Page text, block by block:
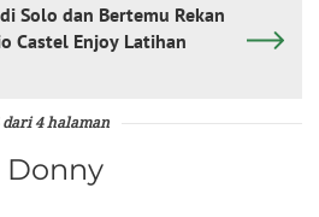
Solo dan Bertemu Rekan
Castel Enjoy Latihan
dari 4 halaman
Donny